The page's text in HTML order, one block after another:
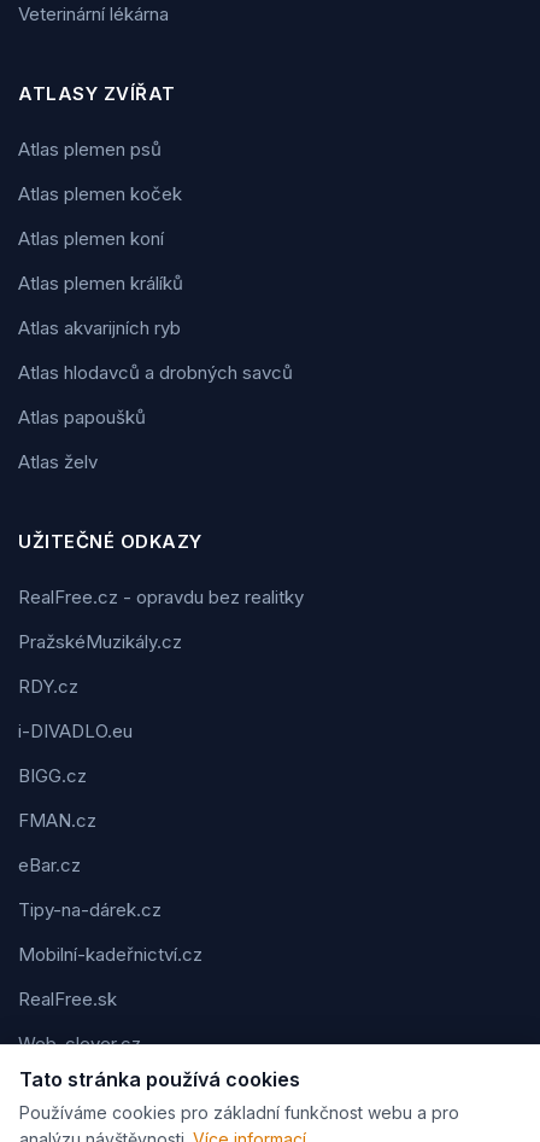
Veterinární lékárna
ATLASY ZVÍŘAT
Atlas plemen psů
Atlas plemen koček
Atlas plemen koní
Atlas plemen králíků
Atlas akvarijních ryb
Atlas hlodavců a drobných savců
Atlas papoušků
Atlas želv
UŽITEČNÉ ODKAZY
RealFree.cz - opravdu bez realitky
PražskéMuzikály.cz
RDY.cz
i-DIVADLO.eu
BIGG.cz
FMAN.cz
eBar.cz
Tipy-na-dárek.cz
Mobilní-kadeřnictví.cz
RealFree.sk
Web-clever.cz
Kvízov.cz
Karavaning.net
Tato stránka používá cookies
Používáme cookies pro základní funkčnost webu a pro